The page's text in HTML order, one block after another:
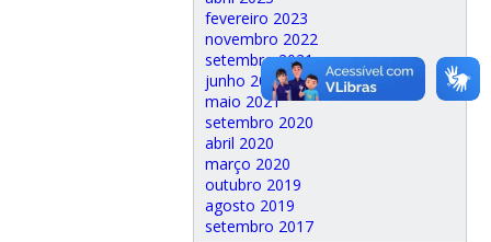
fevereiro 2023
novembro 2022
setembro 2021
junho 2021
maio 2021
setembro 2020
abril 2020
março 2020
outubro 2019
agosto 2019
setembro 2017